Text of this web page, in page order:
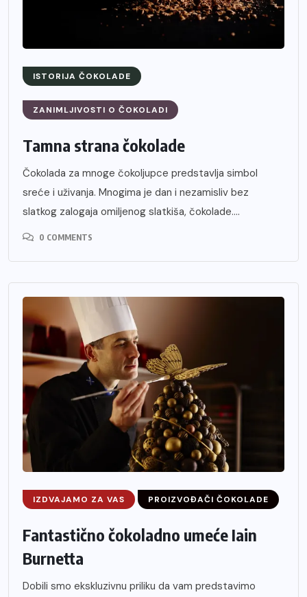
ISTORIJA ČOKOLADE
ZANIMLJIVOSTI O ČOKOLADI
Tamna strana čokolade
Čokolada za mnoge čokoljupce predstavlja simbol
sreće i uživanja. Mnogima je dan i nezamisliv bez
slatkog zalogaja omiljenog slatkiša, čokolade....
0 COMMENTS
IZDVAJAMO ZA VAS PROIZVOĐAČI ČOKOLADE
Fantastično čokoladno umeće Iain
Burnetta
Dobili smo ekskluzivnu priliku da vam predstavimo